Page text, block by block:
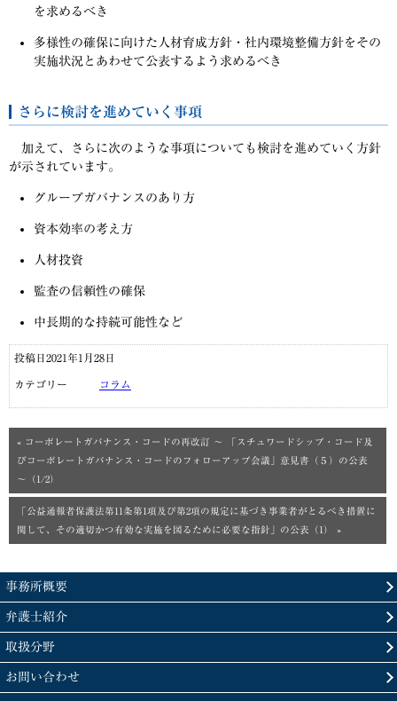
を求めるべき
多様性の確保に向けた人材育成方針・社内環境整備方針をその
実施状況とあわせて公表するよう求めるべき
さらに検討を進めていく事項
加えて、さらに次のような事項についても検討を進めていく方針
が示されています。
グループガバナンスのあり方
資本効率の考え方
人材投資
監査の信頼性の確保
中長期的な持続可能性など
投稿日2021年1月28日
カテゴリー コラム
« コーポレートガバナンス・コードの再改訂 ～ 「スチュワードシップ・コード及
びコーポレートガバナンス・コードのフォローアップ会議」意見書（５）の公表
～（1/2）
「公益通報者保護法第11条第1項及び第2項の規定に基づき事業者がとるべき措置に
関して、その適切かつ有効な実施を図るために必要な指針」の公表（1） »
事務所概要
弁護士紹介
取扱分野
お問い合わせ